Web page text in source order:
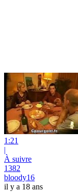
1:21
|
À suivre
1382
bloody16
il y a 18 ans